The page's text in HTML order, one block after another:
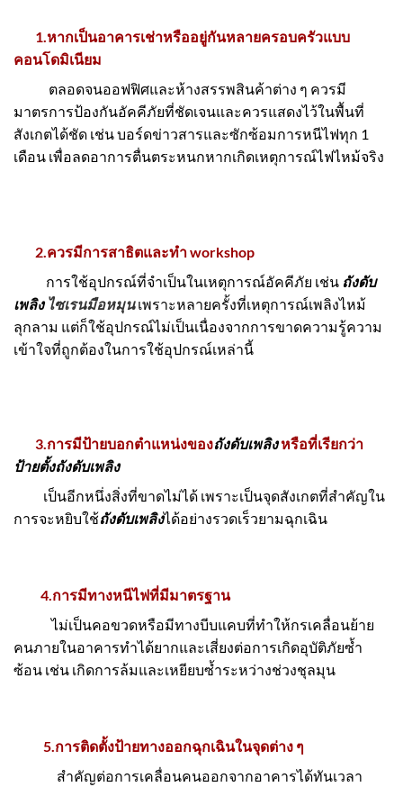
1.หากเป็นอาคารเช่าหรืออยู่กันหลายครอบครัวแบบ
คอนโดมิเนียม
ตลอดจนออฟฟิศและห้างสรรพสินค้าต่าง ๆ ควรมี
มาตรการป้องกันอัคคีภัยที่ชัดเจนและควรแสดงไว้ในพื้นที่
สังเกตได้ชัด เช่น บอร์ดข่าวสารและซักซ้อมการหนีไฟทุก 1
เดือน เพื่อลดอาการตื่นตระหนกหากเกิดเหตุการณ์ไฟไหม้จริง
2.ควรมีการสาธิตและทำ workshop
การใช้อุปกรณ์ที่จำเป็นในเหตุการณ์อัคคีภัย เช่น ถังดับ
เพลิง ไซเรนมือหมุนเพราะหลายครั้งที่เหตุการณ์เพลิงไหม้
ลุกลาม แต่ก็ใช้อุปกรณ์ไม่เป็นเนื่องจากการขาดความรู้ความ
เข้าใจที่ถูกต้องในการใช้อุปกรณ์เหล่านี้
3.การมีป้ายบอกตำแหน่งของถังดับเพลิงหรือที่เรียกว่า
ป้ายตั้งถังดับเพลิง
เป็นอีกหนึ่งสิ่งที่ขาดไม่ได้ เพราะเป็นจุดสังเกตที่สำคัญใน
การจะหยิบใช้ถังดับเพลิงได้อย่างรวดเร็วยามฉุกเฉิน
4.การมีทางหนีไฟที่มีมาตรฐาน
ไม่เป็นคอขวดหรือมีทางบีบแคบที่ทำให้กรเคลื่อนย้าย
คนภายในอาคารทำได้ยากและเสี่ยงต่อการเกิดอุบัติภัยซ้ำ
ซ้อน เช่น เกิดการล้มและเหยียบซ้ำระหว่างช่วงชุลมุน
5.การติดตั้งป้ายทางออกฉุกเฉินในจุดต่าง ๆ
สำคัญต่อการเคลื่อนคนออกจากอาคารได้ทันเวลา